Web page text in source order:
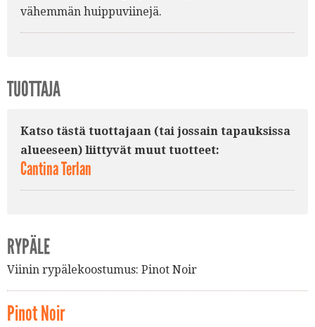
vähemmän huippuviinejä.
TUOTTAJA
Katso tästä tuottajaan (tai jossain tapauksissa
alueeseen) liittyvät muut tuotteet:
Cantina Terlan
RYPÄLE
Viinin rypälekoostumus: Pinot Noir
Pinot Noir